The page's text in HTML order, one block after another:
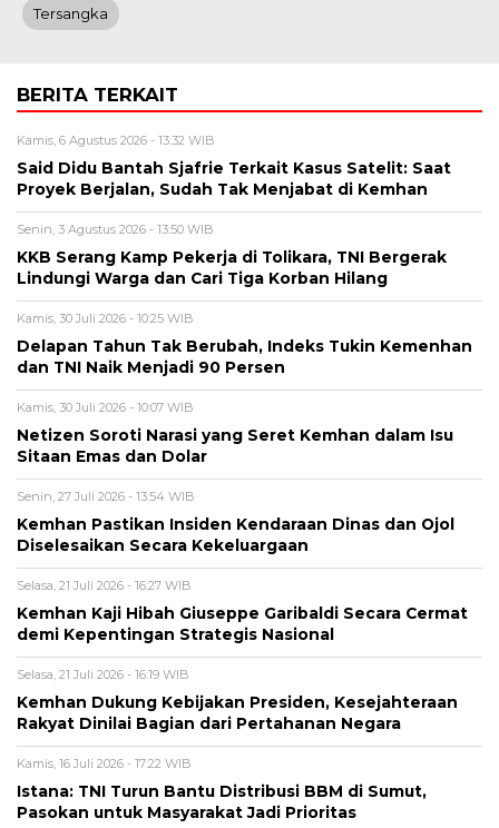
Tersangka
BERITA TERKAIT
Kamis, 6 Agustus 2026 - 13:32 WIB
Said Didu Bantah Sjafrie Terkait Kasus Satelit: Saat
Proyek Berjalan, Sudah Tak Menjabat di Kemhan
Senin, 3 Agustus 2026 - 13:50 WIB
KKB Serang Kamp Pekerja di Tolikara, TNI Bergerak
Lindungi Warga dan Cari Tiga Korban Hilang
Kamis, 30 Juli 2026 - 10:25 WIB
Delapan Tahun Tak Berubah, Indeks Tukin Kemenhan
dan TNI Naik Menjadi 90 Persen
Kamis, 30 Juli 2026 - 10:07 WIB
Netizen Soroti Narasi yang Seret Kemhan dalam Isu
Sitaan Emas dan Dolar
Senin, 27 Juli 2026 - 13:54 WIB
Kemhan Pastikan Insiden Kendaraan Dinas dan Ojol
Diselesaikan Secara Kekeluargaan
Selasa, 21 Juli 2026 - 16:27 WIB
Kemhan Kaji Hibah Giuseppe Garibaldi Secara Cermat
demi Kepentingan Strategis Nasional
Selasa, 21 Juli 2026 - 16:19 WIB
Kemhan Dukung Kebijakan Presiden, Kesejahteraan
Rakyat Dinilai Bagian dari Pertahanan Negara
Kamis, 16 Juli 2026 - 17:22 WIB
Istana: TNI Turun Bantu Distribusi BBM di Sumut,
Pasokan untuk Masyarakat Jadi Prioritas